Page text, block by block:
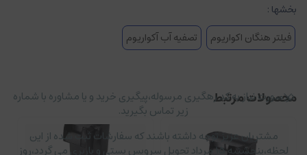
بخشها :
فیلتر هنگان اکواریوم
تصفیه آب آکواریوم
محصولات مرتبط
در صورت نیاز به کد رهگیری مرسوله،پیگیری خرید و یا مشاوره با شماره
زیر تماس بگیرید.
مشتریان عزیز توجه داشته باشند که سفارشات ثبت شده از این
لحظه،پنجشنبه ۱۵ مرداد تحویل سرویس پستی و باربری می گردد،روز